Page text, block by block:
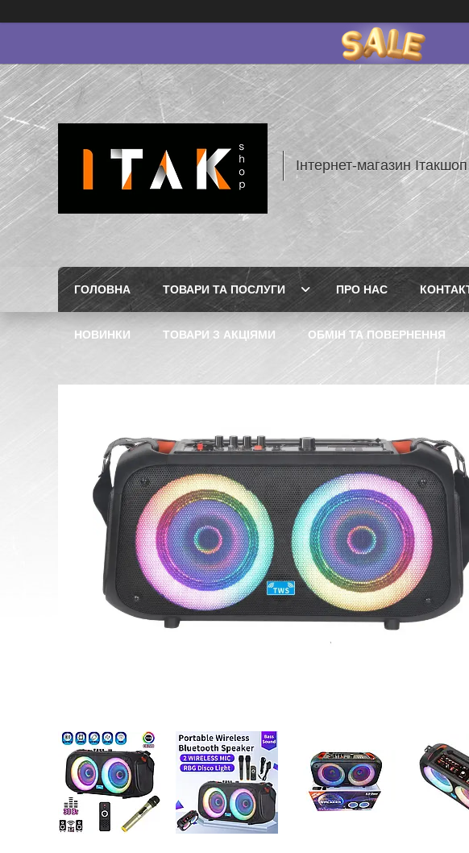
Інтернет-магазин Ітакшоп
ГОЛОВНА ТОВАРИ ТА ПОСЛУГИ ПРО НАС
НОВИНКИ ТОВАРИ З АКЦІЯМИ ОБМІН ТА ПОВЕРНЕННЯ